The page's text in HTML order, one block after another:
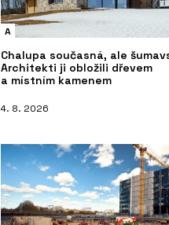
A
Chalupa současná, ale
Architekti ji obložili dřevem
a místním kamenem
4. 8. 2026